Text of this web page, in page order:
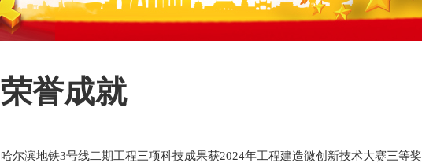
荣誉成就
哈尔滨地铁3号线二期工程三项科技成果获2024年工程建造微创新技术大赛三等奖